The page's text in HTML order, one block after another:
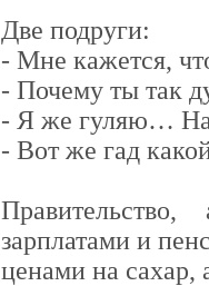
Две подруги:
- Мне кажется,
- Почему ты так
- Я же гуляю…
- Вот же гад
зарплатами и
ценами на сахар,